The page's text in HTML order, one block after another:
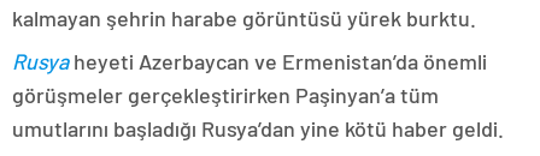
kalmayan şehrin harabe görüntüsü yürek burktu.
Rusyaheyeti Azerbaycan ve Ermenistan’da önemli
görüşmeler gerçekleştirirken Paşinyan’a tüm
umutlarını başladığı Rusya’dan yine kötü haber geldi.